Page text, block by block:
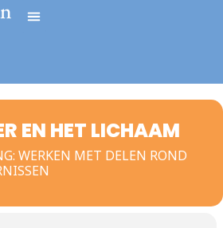
EN HET LICHAAM
WERKEN MET DELEN ROND